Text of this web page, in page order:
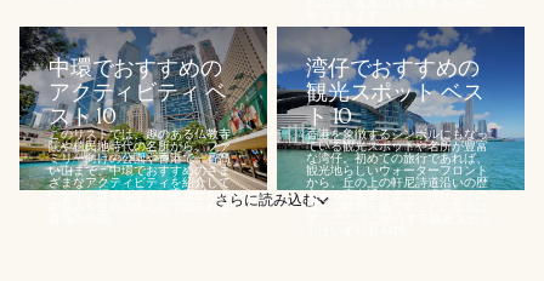
中環でおすすめの
アクティビティ ベ
スト 10
このリストでは、趣のある仏教寺
院や植民地時代の名所から、ファ
ミリー向けの公園や香港で一番高
い山まで、中環でおすすめのさま
ざまなアクティビティを紹介して
います。輝くばかりの高層ビルの
街並みや金融の中心街で知られる
湾仔でおすすめの
観光スポット ベス
ト 10
香港を象徴するシンボルにもなっ
ている観光スポットや名所が豊富
な湾仔。初めての旅行であれば、
観光地らしいウォーターフロント
から、丘の上の軒尼詩道沿いの歴
史ある広東通りまで、湾仔とその
周辺で時間を過ごすことになるは
さらに読み込む